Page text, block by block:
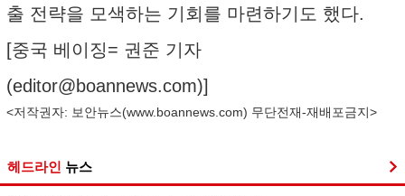
출 전략을 모색하는 기회를 마련하기도 했다.
[중국 베이징= 권준 기자
(editor@boannews.com)]
<저작권자: 보안뉴스(www.boannews.com) 무단전재-재배포금지>
헤드라인 뉴스